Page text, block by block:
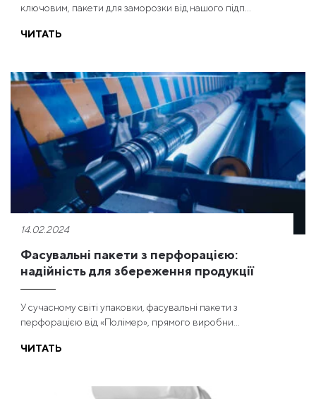
ключовим, пакети для заморозки від нашого підп...
ЧИТАТЬ
14.02.2024
Фасувальні пакети з перфорацією:
надійність для збереження продукції
У сучасному світі упаковки, фасувальні пакети з
перфорацією від «Полімер», прямого виробни...
ЧИТАТЬ